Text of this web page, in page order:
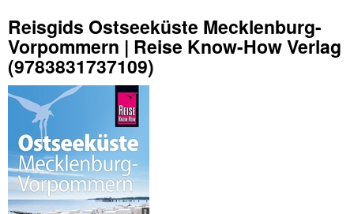
Reisgids Ostseeküste Mecklenburg-
Vorpommern | Reise Know-How Verlag
(9783831737109)